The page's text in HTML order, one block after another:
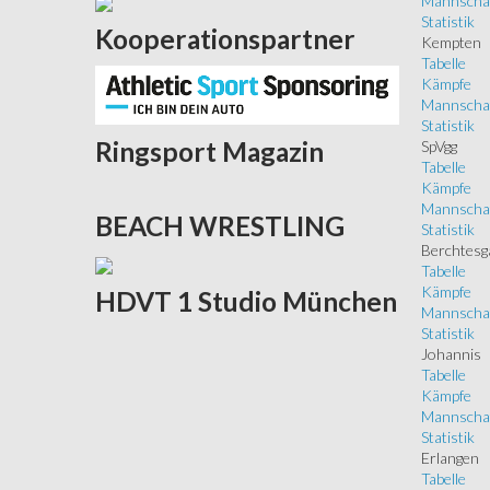
Statistik
Kempten
Tabelle
Kämpfe
Statistik
SpVgg
Tabelle
Kämpfe
Statistik
Tabelle
Kämpfe
Statistik
Johannis
Tabelle
Kämpfe
Statistik
Erlangen
Tabelle
Kooperationspartner
Ringsport Magazin
BEACH WRESTLING
HDVT 1 Studio München